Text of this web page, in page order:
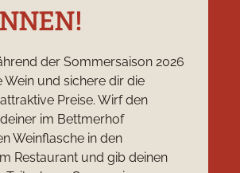
der Sommersaison 2026
Wein und sichere dir die
Preise. Wirf den
im Bettmerhof
Weinflasche in den
Restaurant und gib deinen
Media